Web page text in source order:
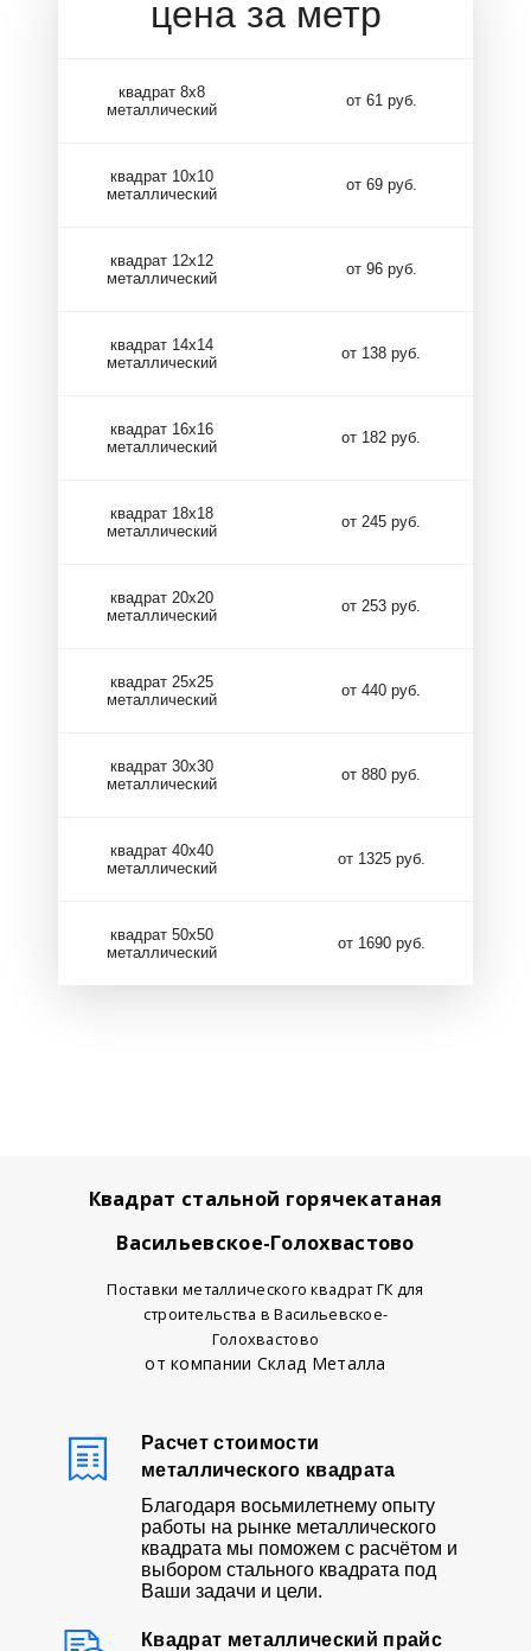
цена за метр
квадрат 8х8
металлический
от 61 руб.
квадрат 10х10
металлический
от 69 руб.
квадрат 12х12
металлический
от 96 руб.
квадрат 14х14
металлический
от 138 руб.
квадрат 16х16
металлический
от 182 руб.
квадрат 18х18
металлический
от 245 руб.
квадрат 20х20
металлический
от 253 руб.
квадрат 25х25
металлический
от 440 руб.
квадрат 30х30
металлический
от 880 руб.
квадрат 40х40
металлический
от 1325 руб.
квадрат 50х50
металлический
от 1690 руб.
Квадрат стальной горячекатаная
Васильевское-Голохвастово
Поставки металлического квадрат ГК для
строительства в Васильевское-
Голохвастово
от компании Склад Металла
Расчет стоимости
металлического квадрата
Благодаря восьмилетнему опыту
работы на рынке металлического
квадрата мы поможем с расчётом и
выбором стального квадрата под
Ваши задачи и цели.
Квадрат металлический прайс